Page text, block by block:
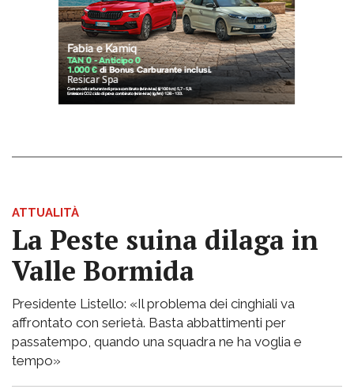
ATTUALITÀ
La Peste suina dilaga in
Valle Bormida
Presidente Listello: «Il problema dei cinghiali va
affrontato con serietà. Basta abbattimenti per
passatempo, quando una squadra ne ha voglia e
tempo»